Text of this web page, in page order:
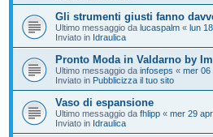
Gli strumenti giusti fanno
Ultimo messaggio da lucaspalm « lun
Inviato in Idraulica
Pronto Moda in Valdarno by
Ultimo messaggio da infoseps « mer 06
Inviato in Pubblicizza il tuo sito
Vaso di espansione
Ultimo messaggio da fhlipp « mer 29
Inviato in Idraulica